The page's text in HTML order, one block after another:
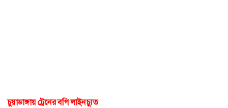
চুয়াডাঙ্গায় ট্রেনের বগি লাইনচ্যুত